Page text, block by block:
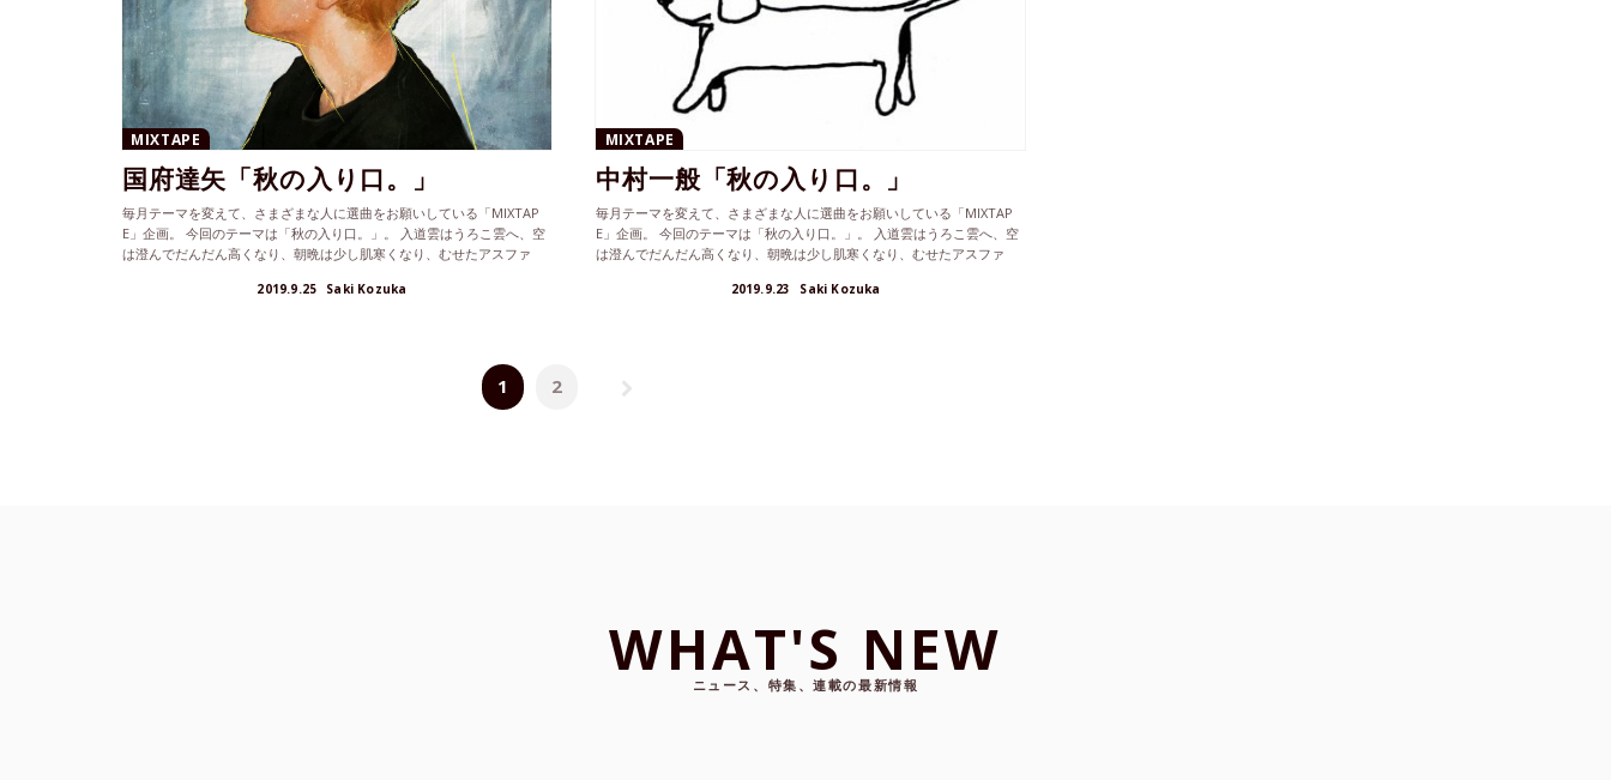
MIXTAPE
国府達矢「秋の入り口。」
毎月テーマを変えて、さまざまな人に選曲をお願いしている「MIXTAP
E」企画。 今回のテーマは「秋の入り口。」。 入道雲はうろこ雲へ、空
は澄んでだんだん高くなり、朝晩は少し肌寒くなり、むせたアスファ
2019.9.25 Saki Kozuka
MIXTAPE
中村一般「秋の入り口。」
毎月テーマを変えて、さまざまな人に選曲をお願いしている「MIXTAP
E」企画。 今回のテーマは「秋の入り口。」。 入道雲はうろこ雲へ、空
は澄んでだんだん高くなり、朝晩は少し肌寒くなり、むせたアスファ
2019.9.23 Saki Kozuka
1 2
WHAT'S NEW
ニュース、特集、連載の最新情報